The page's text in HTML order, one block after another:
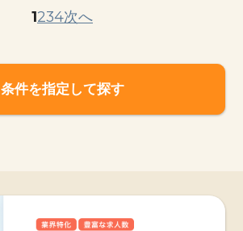
1234次へ
条件を指定して探す